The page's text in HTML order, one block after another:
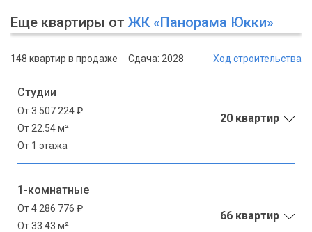
Еще квартиры от ЖК «Панорама Юкки»
148 квартир в продаже Сдача: 2028 Ход строительства
Студии
От 3 507 224 ₽
От 22.54 м²
От 1 этажа
20 квартир
1-комнатные
От 4 286 776 ₽
От 33.43 м²
66 квартир